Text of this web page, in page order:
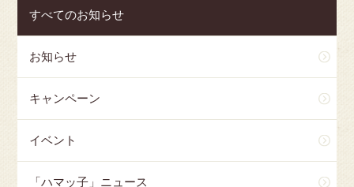
すべてのお知らせ
お知らせ
キャンペーン
イベント
「ハマッ子」ニュース